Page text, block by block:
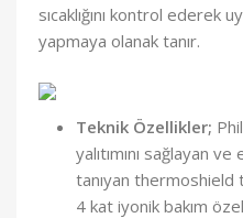
sıcaklığını kontrol ederek
yapmaya olanak tanır.
Teknik Özellikler;
yalıtımını sağlayan
tanıyan thermoshield
4 kat iyonik bakım